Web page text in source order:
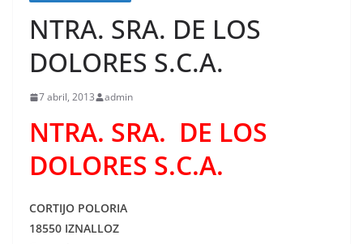
NTRA. SRA. DE LOS
DOLORES S.C.A.
7 abril, 2013 admin
NTRA. SRA. DE LOS
DOLORES S.C.A.
CORTIJO POLORIA
18550 IZNALLOZ